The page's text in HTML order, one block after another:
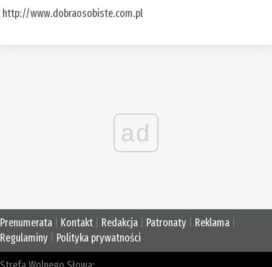
http://www.dobraosobiste.com.pl
ad
Prenumerata Kontakt Redakcja Patronaty Reklama
Regulaminy
Polityka prywatności